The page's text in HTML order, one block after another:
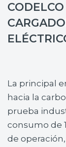
La principal
hacia la
prueba
consumo de
de